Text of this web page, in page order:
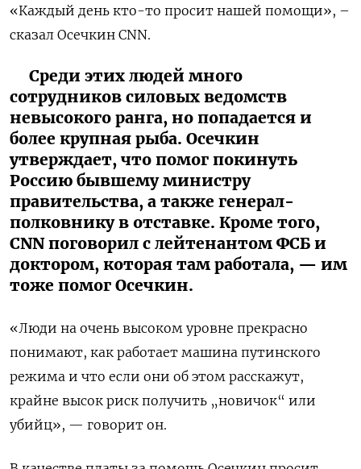
«Каждый день кто-то просит нашей помощи», –
сказал Осечкин CNN.
Среди этих людей много
сотрудников силовых ведомств
невысокого ранга, но попадается и
более крупная рыба. Осечкин
утверждает, что помог покинуть
Россию бывшему министру
правительства, а также генерал-
полковнику в отставке. Кроме того,
CNN поговорил с лейтенантом ФСБ и
доктором, которая там работала, — им
тоже помог Осечкин.
«Люди на очень высоком уровне прекрасно
понимают, как работает машина путинского
режима и что если они об этом расскажут,
крайне высок риск получить „новичок“ или
убийц», — говорит он.